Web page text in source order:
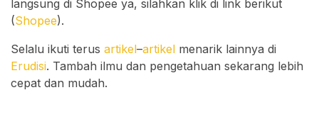
langsung di Shopee ya, silahkan klik di link berikut
(Shopee).
Selalu ikuti terus artikel–artikel menarik lainnya di
Erudisi. Tambah ilmu dan pengetahuan sekarang lebih
cepat dan mudah.